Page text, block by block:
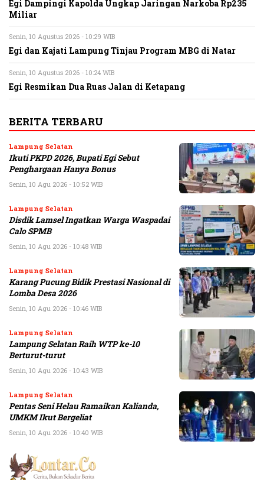
Egi Dampingi Kapolda Ungkap Jaringan Narkoba Rp235
Miliar
Senin, 10 Agustus 2026 - 10:29 WIB
Egi dan Kajati Lampung Tinjau Program MBG di Natar
Senin, 10 Agustus 2026 - 10:24 WIB
Egi Resmikan Dua Ruas Jalan di Ketapang
BERITA TERBARU
Lampung Selatan
Ikuti PKPD 2026, Bupati Egi Sebut
Penghargaan Hanya Bonus
Senin, 10 Agu 2026 - 10:52 WIB
Lampung Selatan
Disdik Lamsel Ingatkan Warga Waspadai
Calo SPMB
Senin, 10 Agu 2026 - 10:48 WIB
Lampung Selatan
Karang Pucung Bidik Prestasi Nasional di
Lomba Desa 2026
Senin, 10 Agu 2026 - 10:46 WIB
Lampung Selatan
Lampung Selatan Raih WTP ke-10
Berturut-turut
Senin, 10 Agu 2026 - 10:43 WIB
Lampung Selatan
Pentas Seni Helau Ramaikan Kalianda,
UMKM Ikut Bergeliat
Senin, 10 Agu 2026 - 10:40 WIB